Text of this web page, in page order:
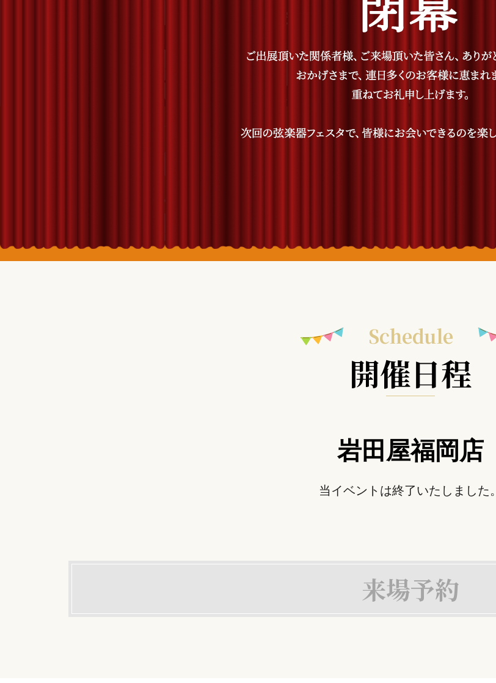
Schedule
開催日程
岩田屋福岡店
当イベントは終了いたしました。
来場予約